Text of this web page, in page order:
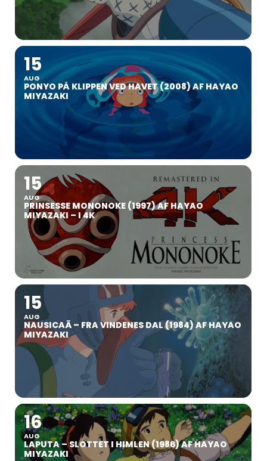
15
AUG
PONYO PÅ KLIPPEN VED HAVET (2008) AF HAYAO
MIYAZAKI
15
AUG
PRINSESSE MONONOKE (1997) AF HAYAO
MIYAZAKI – I 4K
15
AUG
NAUSICAÄ – FRA VINDENES DAL (1984) AF HAYAO
MIYAZAKI
16
AUG
LAPUTA – SLOTTET I HIMLEN (1986) AF HAYAO
MIYAZAKI